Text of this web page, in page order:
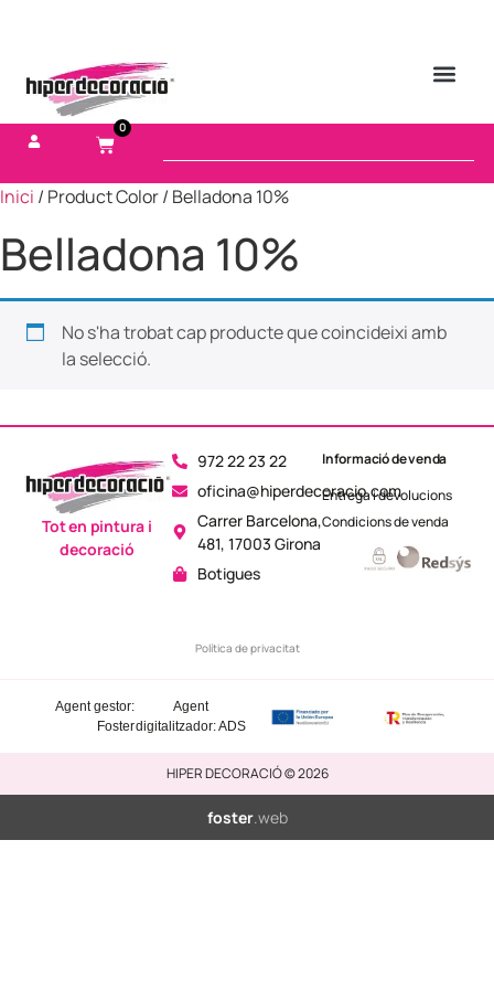
0
Inici / Product Color / Belladona 10%
Belladona 10%
No s'ha trobat cap producte que coincideixi amb
la selecció.
972 22 23 22
oficina@hiperdecoracio.com
Carrer Barcelona,
481, 17003 Girona
Botigues
Política de privacitat
Tot en pintura i
decoració
Informació de venda
Entrega i devolucions
Condicions de venda
Agent
digitalitzador: ADS
Agent gestor:
Foster
HIPER DECORACIÓ © 2026
foster.web